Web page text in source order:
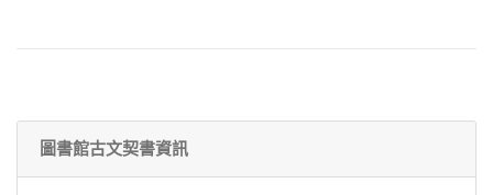
圖書館古文契書資訊